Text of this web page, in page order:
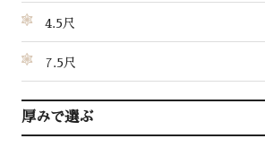
4.5尺
7.5尺
厚みで選ぶ